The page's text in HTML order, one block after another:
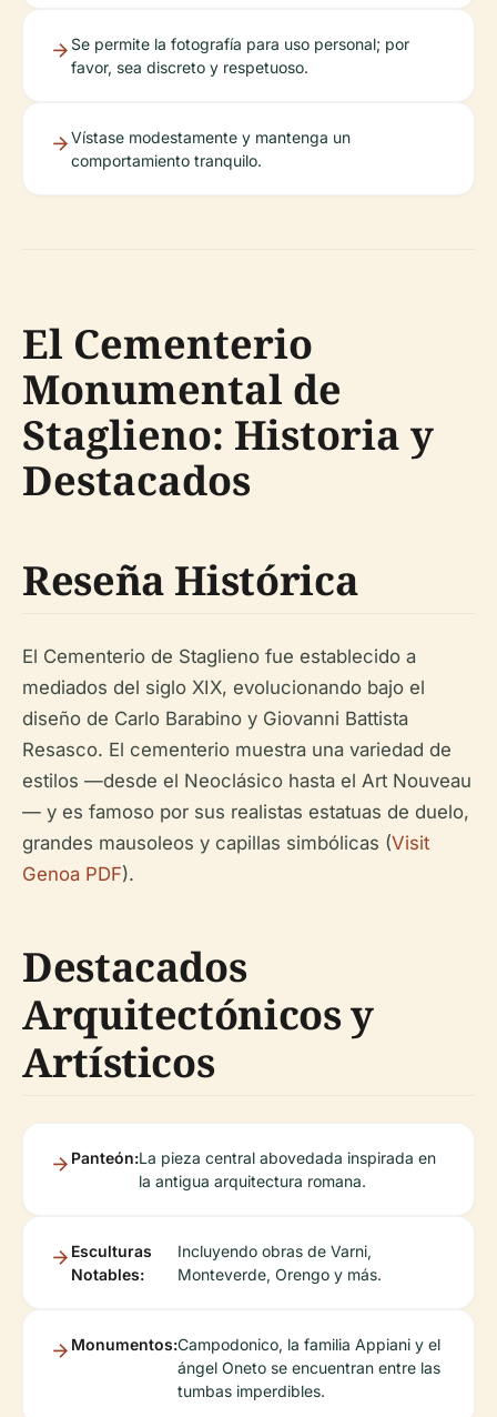
Se permite la fotografía para uso personal; por
favor, sea discreto y respetuoso.
Vístase modestamente y mantenga un
comportamiento tranquilo.
El Cementerio
Monumental de
Staglieno: Historia y
Destacados
Reseña Histórica
El Cementerio de Staglieno fue establecido a
mediados del siglo XIX, evolucionando bajo el
diseño de Carlo Barabino y Giovanni Battista
Resasco. El cementerio muestra una variedad de
estilos —desde el Neoclásico hasta el Art Nouveau
— y es famoso por sus realistas estatuas de duelo,
grandes mausoleos y capillas simbólicas (Visit
Genoa PDF).
Destacados
Arquitectónicos y
Artísticos
Panteón:La pieza central abovedada inspirada en
la antigua arquitectura romana.
Esculturas
Notables:
Incluyendo obras de Varni,
Monteverde, Orengo y más.
Monumentos:Campodonico, la familia Appiani y el
ángel Oneto se encuentran entre las
tumbas imperdibles.